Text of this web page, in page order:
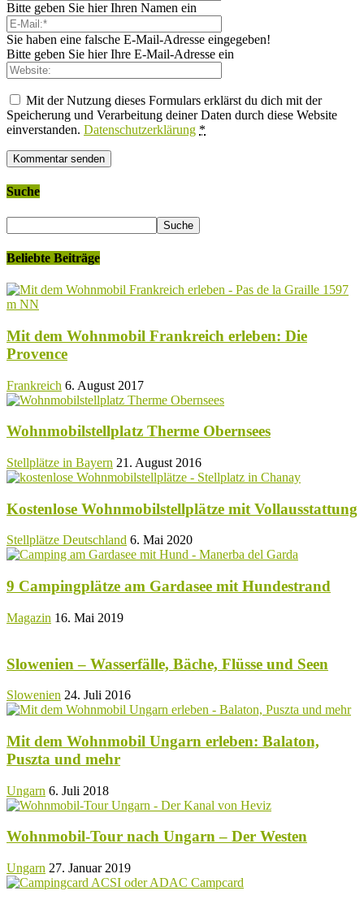
Bitte geben Sie hier Ihren Namen ein
Sie haben eine falsche E-Mail-Adresse eingegeben!
Bitte geben Sie hier Ihre E-Mail-Adresse ein
Mit der Nutzung dieses Formulars erklärst du dich mit der
Speicherung und Verarbeitung deiner Daten durch diese Website
einverstanden. Datenschutzerklärung *
Suche
Beliebte Beiträge
Mit dem Wohnmobil Frankreich erleben: Die
Provence
Frankreich 6. August 2017
Wohnmobilstellplatz Therme Obernsees
Stellplätze in Bayern 21. August 2016
Kostenlose Wohnmobilstellplätze mit Vollausstattung
Stellplätze Deutschland 6. Mai 2020
9 Campingplätze am Gardasee mit Hundestrand
Magazin 16. Mai 2019
Slowenien – Wasserfälle, Bäche, Flüsse und Seen
Slowenien 24. Juli 2016
Mit dem Wohnmobil Ungarn erleben: Balaton,
Puszta und mehr
Ungarn 6. Juli 2018
Wohnmobil-Tour nach Ungarn – Der Westen
Ungarn 27. Januar 2019